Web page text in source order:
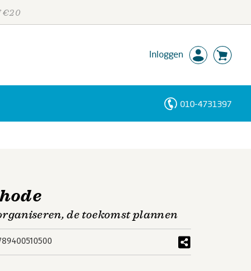
€20
Inloggen
010-4731397
de toekomst plannen